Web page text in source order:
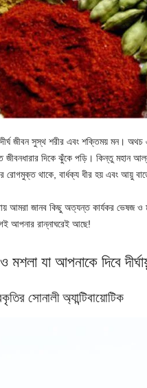
জীবন সুস্থ শরীর এবং শক্তিময় মন।
জীবনধারার দিকে ঝুঁকে পড়ি। কিন্তু মহান
রোগমুক্ত থাকে, বার্ধক্য ধীর হয় এবং আয়ু
আমরা জানব কিছু অত্যন্ত কার্যকর ভেষজ ও
আপনার রান্নাঘরেই আছে!
যা আপনাকে দিবে
সোনালী অ্যান্টিবায়োটিক